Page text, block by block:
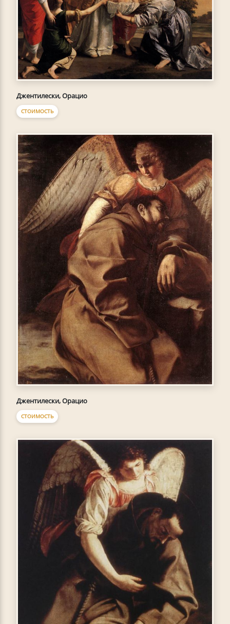
Джентилески, Орацио
СТОИМОСТЬ
Джентилески, Орацио
СТОИМОСТЬ